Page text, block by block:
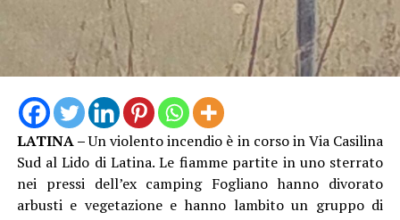
confezionamento della droga, allestito con bilance,
setacci, forni a microonde, macchine per il sottovuoto e
presse utilizzate per la creazione dei singoli pacchi di
Nel laboratorio sono stati inoltre rinvenuti e messi in
sicurezza: due secchi in plastica contenenti
rispettivamente 4,8 kg e 4 kg di cocaina in fase di
raffinazione, un ingente quantitativo di sostanze da
taglio, 27 sacchi di pellet da 15 kg ciascuno,
LATINA –Un violento incendio è in corso in Via Casilina
Sud al Lido di Latina. Le fiamme partite in uno sterrato
nei pressi dell’ex camping Fogliano hanno divorato
arbusti e vegetazione e hanno lambito un gruppo di